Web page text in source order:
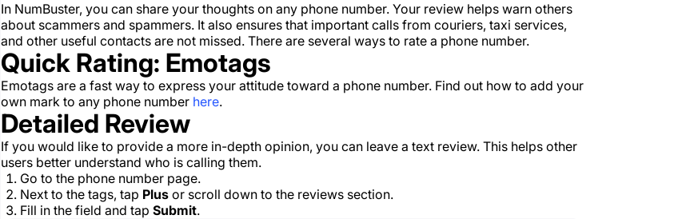
In NumBuster, you can share your thoughts on any phone number. Your review helps warn others
about scammers and spammers. It also ensures that important calls from couriers, taxi services,
and other useful contacts are not missed. There are several ways to rate a phone number.
Quick Rating: Emotags
Emotags are a fast way to express your attitude toward a phone number. Find out how to add your
own mark to any phone number here.
Detailed Review
If you would like to provide a more in-depth opinion, you can leave a text review. This helps other
users better understand who is calling them.
Go to the phone number page.
Next to the tags, tap Plus or scroll down to the reviews section.
Fill in the field and tap Submit.